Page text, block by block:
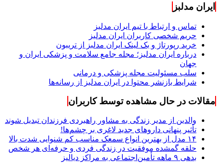
ایران مدلبز
تماس و ارتباط با تیم ایران مدلبز
حریم شخصی کاربران ایران مدلبز
خرید رپورتاژ و بک لینک ایران مدلبز از تریبون
درباره ایران مدلبز؛ مجله جامع سلامت و پزشکی ایران و
جهان
سلب مسئولیت مجله پزشکی و درمانی
شرایط بازنشر محتوا در ایران مدلبز از رسانه‌ها
مقالات در حال مشاهده توسط کاربران
والدین از مدیر زندگی به مشاور راهبردی فرزندان تبدیل شوند
تأثیر پنهانی داروهای جدید لاغری بر چشم‌ها!
۱۴ مدل از بهترین انواع سمعک مناسب کم شنوایی شدت بالا
حلقه گمشده موفقیت در زندگی فردی و حرفه‌ای هر شخص
بدهی ۹ ماهه تأمین‌اجتماعی به مراکز دیالیز